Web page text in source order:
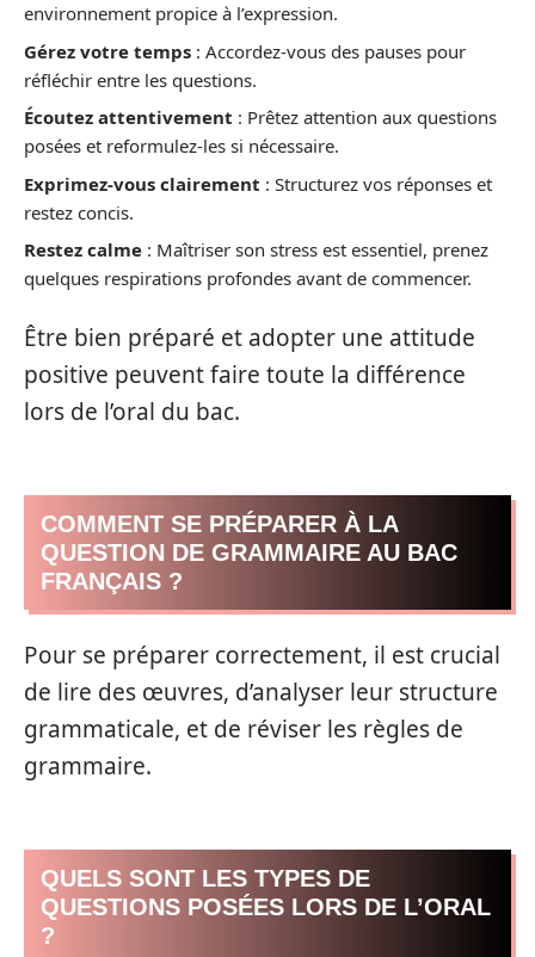
environnement propice à l’expression.
Gérez votre temps : Accordez-vous des pauses pour
réfléchir entre les questions.
Écoutez attentivement : Prêtez attention aux questions
posées et reformulez-les si nécessaire.
Exprimez-vous clairement : Structurez vos réponses et
restez concis.
Restez calme : Maîtriser son stress est essentiel, prenez
quelques respirations profondes avant de commencer.
Être bien préparé et adopter une attitude
positive peuvent faire toute la différence
lors de l’oral du bac.
COMMENT SE PRÉPARER À LA
QUESTION DE GRAMMAIRE AU BAC
FRANÇAIS ?
Pour se préparer correctement, il est crucial
de lire des œuvres, d’analyser leur structure
grammaticale, et de réviser les règles de
grammaire.
QUELS SONT LES TYPES DE
QUESTIONS POSÉES LORS DE L’ORAL
?